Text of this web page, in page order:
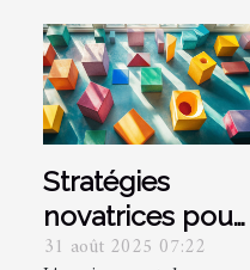
Stratégies
novatrices pour
l'enseignement
31 août 2025 07:22